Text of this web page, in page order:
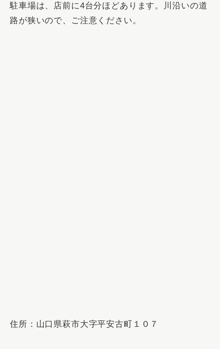
駐車場は、店前に4台分ほどあります。川沿いの道
路が狭いので、ご注意ください。
住所：山口県萩市大字平安古町１０７